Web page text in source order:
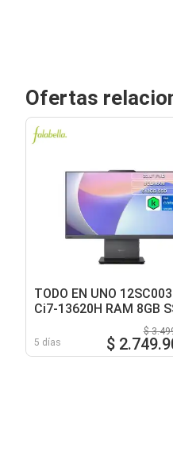
Ofertas
TODO EN UNO
Ci7-13620H RAM 8GB
512GB 27 Pulgadas
5 días
$
$